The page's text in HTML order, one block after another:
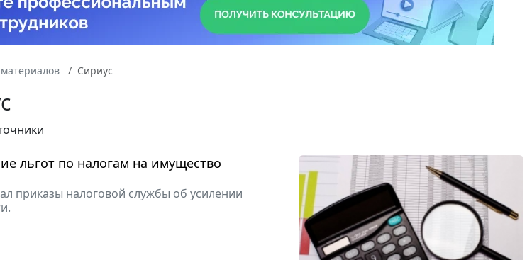
Сириус
льгот по налогам на имущество
приказы налоговой службы об усилении